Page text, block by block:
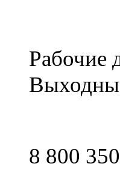
Рабочие
8 800